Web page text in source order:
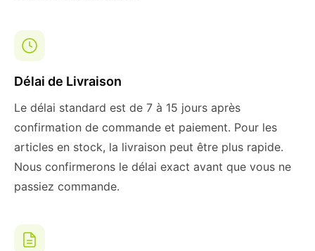
Délai de Livraison
Le délai standard est de 7 à 15 jours après
confirmation de commande et paiement. Pour les
articles en stock, la livraison peut être plus rapide.
Nous confirmerons le délai exact avant que vous ne
passiez commande.